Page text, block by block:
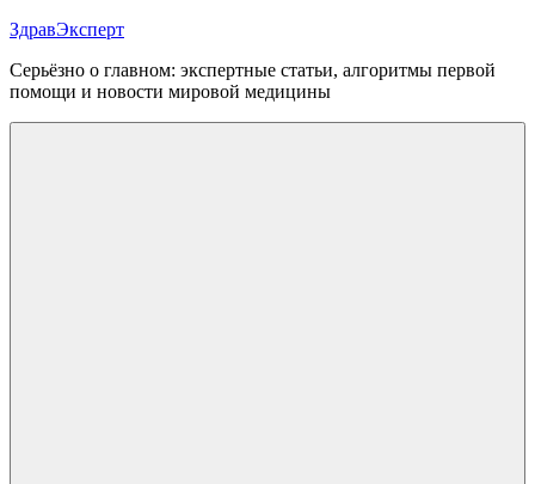
Перейти
содержимому
ЗдравЭксперт
Серьёзно о главном: экспертные статьи, алгоритмы первой
помощи и новости мировой медицины